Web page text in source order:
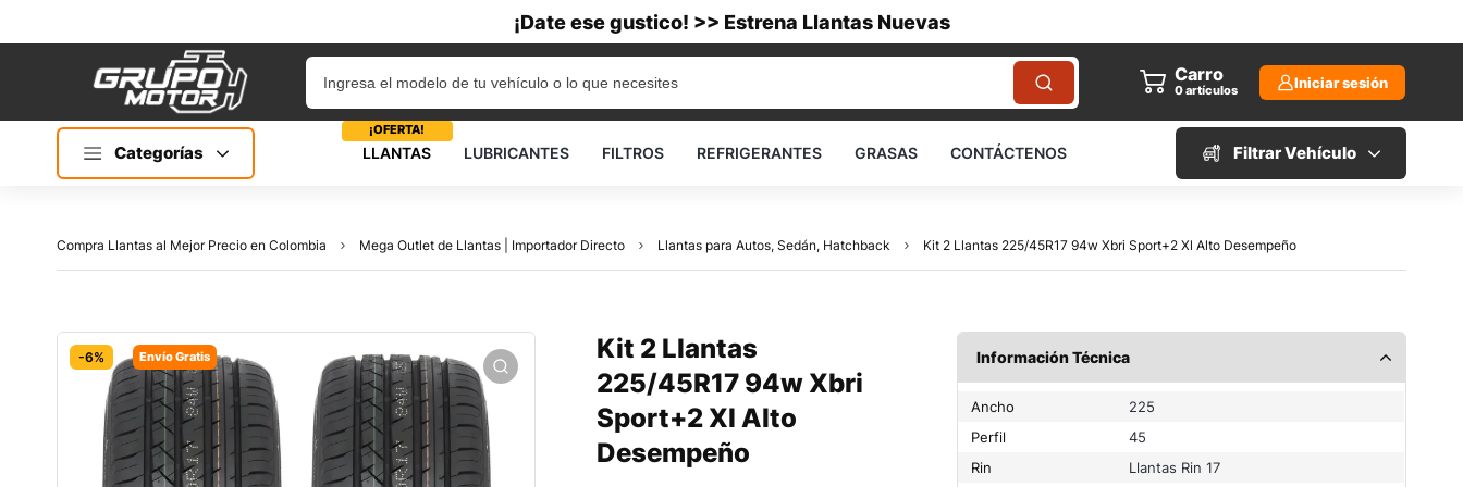
¡Date ese gustico! >> Estrena Llantas Nuevas
Carro
0artículos Iniciar sesión
Categorías LLANTAS
¡OFERTA!
LUBRICANTES FILTROS REFRIGERANTES GRASAS CONTÁCTENOS Filtrar Vehículo
Compra Llantas al Mejor Precio en Colombia Mega Outlet de Llantas | Importador Directo Llantas para Autos, Sedán, Hatchback Kit 2 Llantas 225/45R17 94w Xbri Sport+2 Xl Alto Desempeño
-6% Envío Gratis
Kit 2 Llantas
225/45R17 94w Xbri
Sport+2 Xl Alto
Desempeño
Información Técnica
Ancho
225
Perfil
45
Rin
Llantas Rin 17